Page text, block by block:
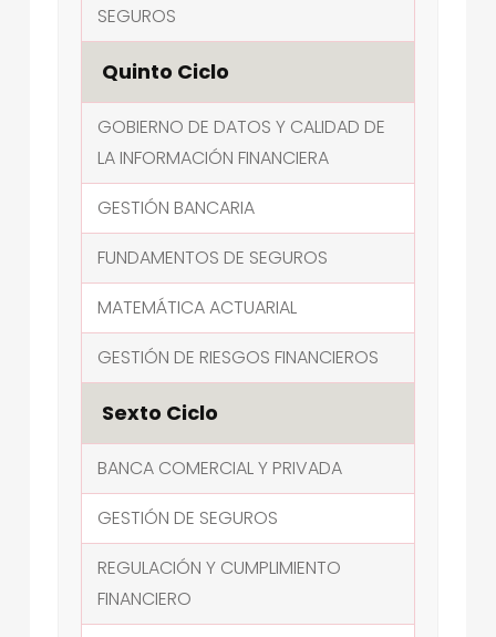
SEGUROS
Quinto Ciclo
GOBIERNO DE DATOS Y CALIDAD DE
LA INFORMACIÓN FINANCIERA
GESTIÓN BANCARIA
FUNDAMENTOS DE SEGUROS
MATEMÁTICA ACTUARIAL
GESTIÓN DE RIESGOS FINANCIEROS
Sexto Ciclo
BANCA COMERCIAL Y PRIVADA
GESTIÓN DE SEGUROS
REGULACIÓN Y CUMPLIMIENTO
FINANCIERO